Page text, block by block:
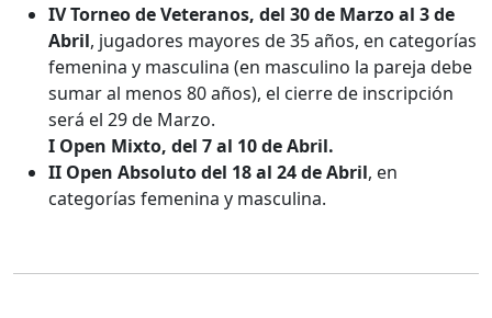
IV Torneo de Veteranos, del 30 de Marzo al 3 de
Abril, jugadores mayores de 35 años, en categorías
femenina y masculina (en masculino la pareja debe
sumar al menos 80 años), el cierre de inscripción
será el 29 de Marzo.
I Open Mixto, del 7 al 10 de Abril.
II Open Absoluto del 18 al 24 de Abril, en
categorías femenina y masculina.